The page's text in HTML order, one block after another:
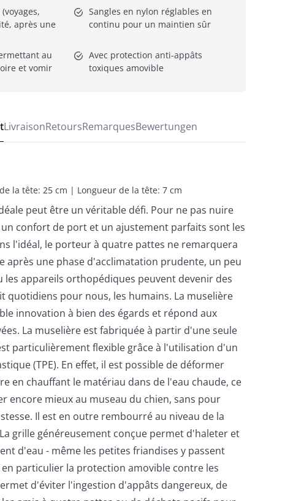
après une
Sangles en nylon réglables en
continu pour un maintien sûr
au
et vomir
Avec protection anti-appâts
toxiques amovible
LivraisonRetoursRemarquesBewertungen
la tête: 25 cm | Longueur de la tête: 7 cm
peut être un véritable défi. Pour ne pas nuire
confort de port et un ajustement parfaits sont les
l'idéal, le porteur à quatre pattes ne remarquera
après une phase d'acclimatation prudente, un peu
les appareils orthopédiques peuvent devenir des
quotidiens pour nous, les humains. La muselière
innovation à bien des égards et répond aux
La muselière est fabriquée à partir d'une seule
particulièrement flexible grâce à l'utilisation d'un
(TPE). En effet, il est possible de déformer
en chauffant le matériau dans de l'eau chaude, ce
encore mieux au museau du chien, sans pour
Il est en outre rembourré au niveau de la
grille généreusement conçue permet d'haleter et
d'eau - même les petites friandises y passent
particulier la protection amovible contre les
d'éviter l'ingestion d'appâts dangereux, de